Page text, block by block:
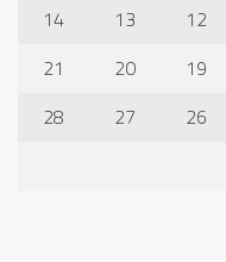
12
13
14
19
20
21
26
27
28